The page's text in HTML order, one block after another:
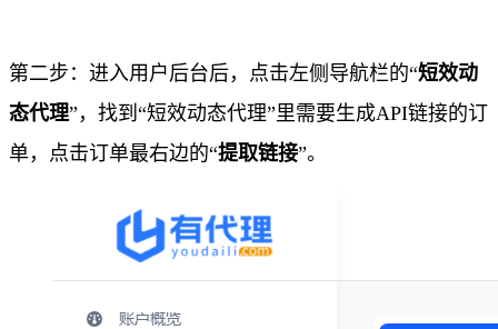
第二步：进入用户后台后，点击左侧导航栏的“短效动
态代理”，找到“短效动态代理”里需要生成API链接的订
单，点击订单最右边的“提取链接”。